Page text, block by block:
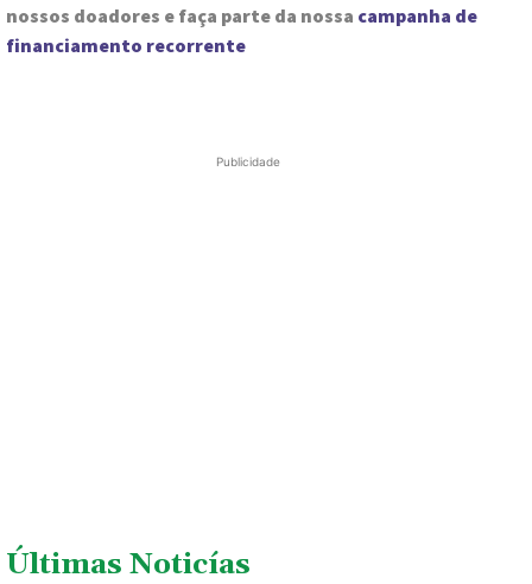
nossos doadores e faça parte da nossa campanha de
financiamento recorrente
Publicidade
Últimas Noticías